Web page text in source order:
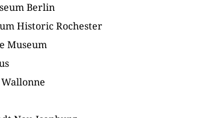
Berlin
Historic Rochester
Museum